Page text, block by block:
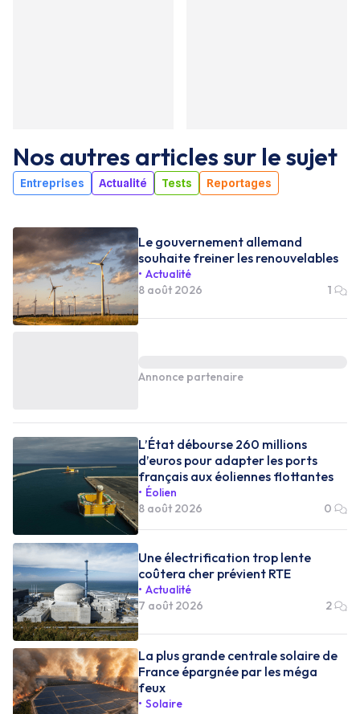
Nos autres articles sur le sujet
Entreprises Actualité Tests Reportages
Le gouvernement allemand
souhaite freiner les renouvelables
Actualité
8 août 2026
1
Annonce partenaire
L’État débourse 260 millions
d’euros pour adapter les ports
français aux éoliennes flottantes
Éolien
8 août 2026
0
Une électrification trop lente
coûtera cher prévient RTE
Actualité
7 août 2026
2
La plus grande centrale solaire de
France épargnée par les méga
feux
Solaire